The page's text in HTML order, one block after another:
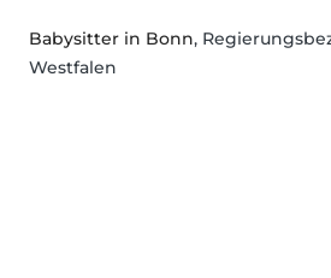
Babysitter in Bonn,
Westfalen